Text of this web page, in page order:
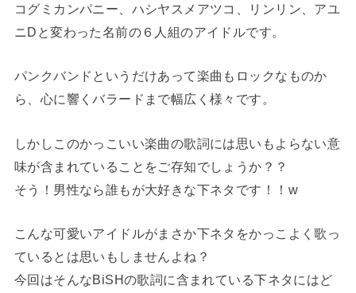
コグミカンパニー、ハシヤスメアツコ、リンリン、アユ
ニDと変わった名前の６人組のアイドルです。
パンクバンドというだけあって楽曲もロックなものか
ら、心に響くバラードまで幅広く様々です。
しかしこのかっこいい楽曲の歌詞には思いもよらない意
味が含まれていることをご存知でしょうか？？
そう！男性なら誰もが大好きな下ネタです！！w
こんな可愛いアイドルがまさか下ネタをかっこよく歌っ
ているとは思いもしませんよね？
今回はそんなBiSHの歌詞に含まれている下ネタにはど